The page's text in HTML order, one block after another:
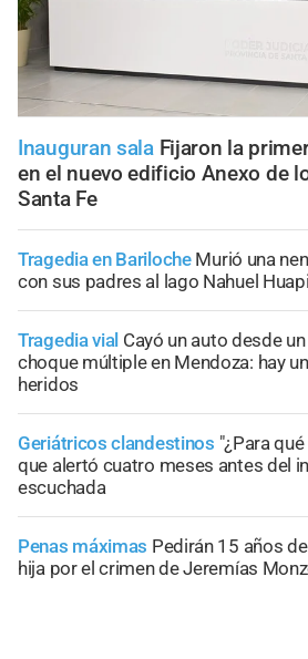
Inauguran sala Fijaron la
en el nuevo edificio Anexo de
Santa Fe
Tragedia en Bariloche Murió una
con sus padres al lago Nahuel Huapi
Tragedia vial Cayó un auto desde
choque múltiple en Mendoza: hay
heridos
Geriátricos clandestinos "¿Para
que alertó cuatro meses antes del
escuchada
Penas máximas Pedirán 15 años
hija por el crimen de Jeremías